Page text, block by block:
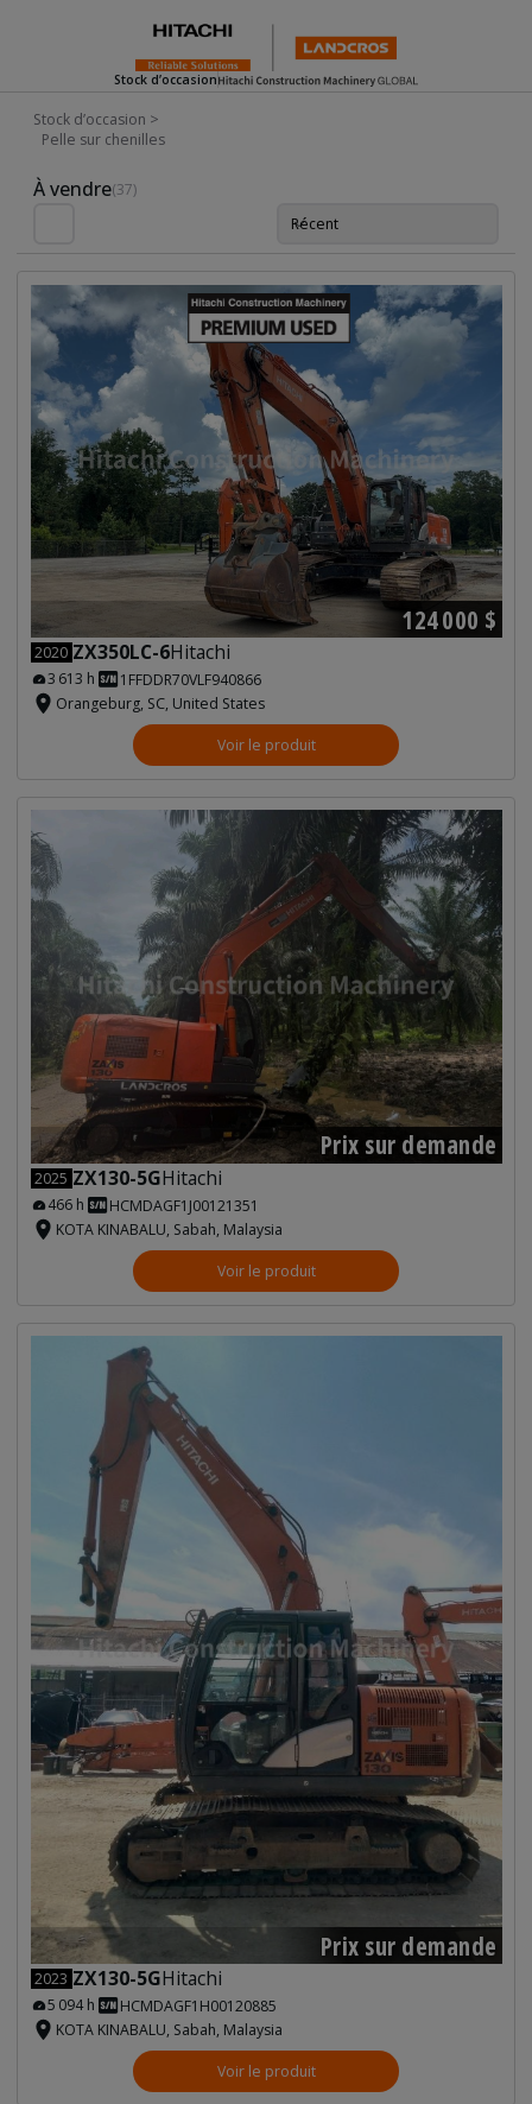
Stock d’occasion
Stock d’occasion >
Pelle sur chenilles
Used Inventory For Sale
À vendre(37)
Récent
124 000 $
2020 ZX350LC-6Hitachi
3 613 h
1FFDDR70VLF940866
Orangeburg, SC, United States
Voir le produit
Prix sur demande
2025 ZX130-5GHitachi
466 h
HCMDAGF1J00121351
KOTA KINABALU, Sabah, Malaysia
Voir le produit
Prix sur demande
2023 ZX130-5GHitachi
5 094 h
HCMDAGF1H00120885
KOTA KINABALU, Sabah, Malaysia
Voir le produit